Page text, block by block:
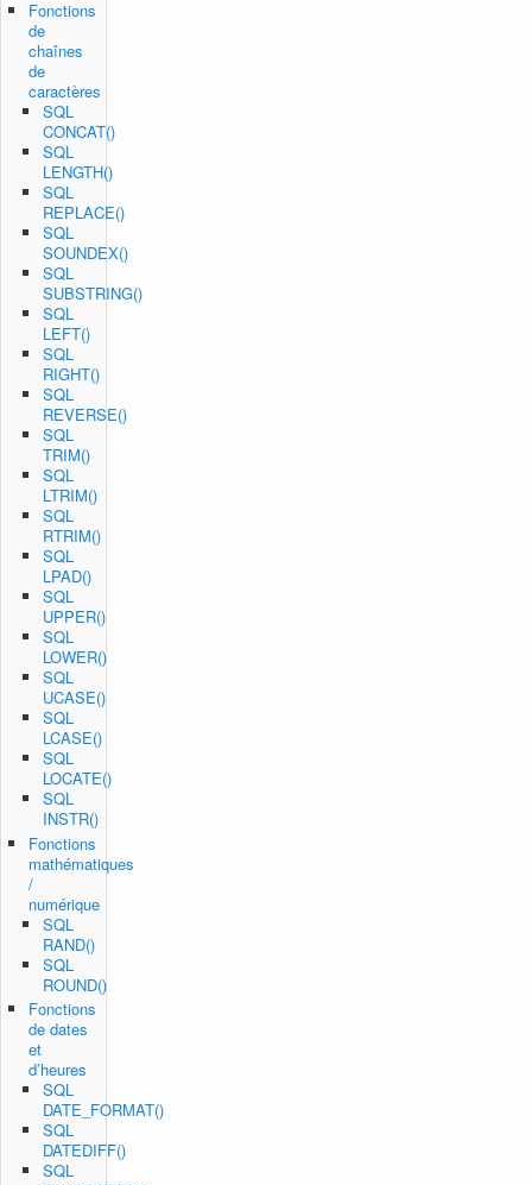
Fonctions
de
chaînes
de
caractères
SQL
CONCAT()
SQL
LENGTH()
SQL
REPLACE()
SQL
SOUNDEX()
SQL
SUBSTRING()
SQL
LEFT()
SQL
RIGHT()
SQL
REVERSE()
SQL
TRIM()
SQL
LTRIM()
SQL
RTRIM()
SQL
LPAD()
SQL
UPPER()
SQL
LOWER()
SQL
UCASE()
SQL
LCASE()
SQL
LOCATE()
SQL
INSTR()
Fonctions
mathématiques
/
numérique
SQL
RAND()
SQL
ROUND()
Fonctions
de dates
et
d’heures
SQL
DATE_FORMAT()
SQL
DATEDIFF()
SQL